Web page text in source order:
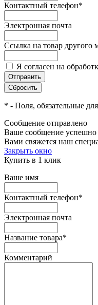
Контактный телефон*
Электронная почта
Ссылка на товар другого
Я согласен на
* - Поля, обязательные
Сообщение отправлено
Ваше сообщение успешно
Вами свяжется наш
Закрыть окно
Купить в 1 клик
Ваше имя
Контактный телефон*
Электронная почта
Название товара*
Комментарий